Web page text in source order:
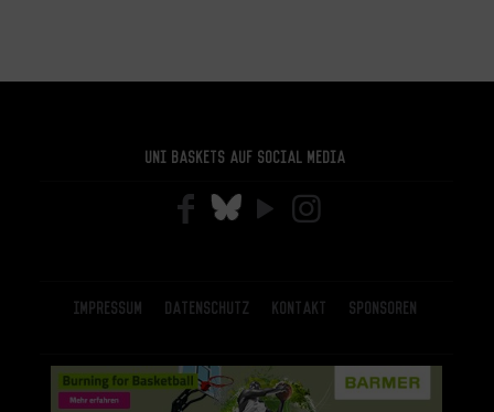
Uni Baskets auf Social Media
Impressum Datenschutz Kontakt Sponsoren